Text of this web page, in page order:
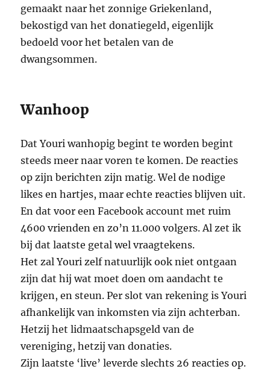
gemaakt naar het zonnige Griekenland,
bekostigd van het donatiegeld, eigenlijk
bedoeld voor het betalen van de
dwangsommen.
Wanhoop
Dat Youri wanhopig begint te worden begint
steeds meer naar voren te komen. De reacties
op zijn berichten zijn matig. Wel de nodige
likes en hartjes, maar echte reacties blijven uit.
En dat voor een Facebook account met ruim
4600 vrienden en zo’n 11.000 volgers. Al zet ik
bij dat laatste getal wel vraagtekens.
Het zal Youri zelf natuurlijk ook niet ontgaan
zijn dat hij wat moet doen om aandacht te
krijgen, en steun. Per slot van rekening is Youri
afhankelijk van inkomsten via zijn achterban.
Hetzij het lidmaatschapsgeld van de
vereniging, hetzij van donaties.
Zijn laatste ‘live’ leverde slechts 26 reacties op.